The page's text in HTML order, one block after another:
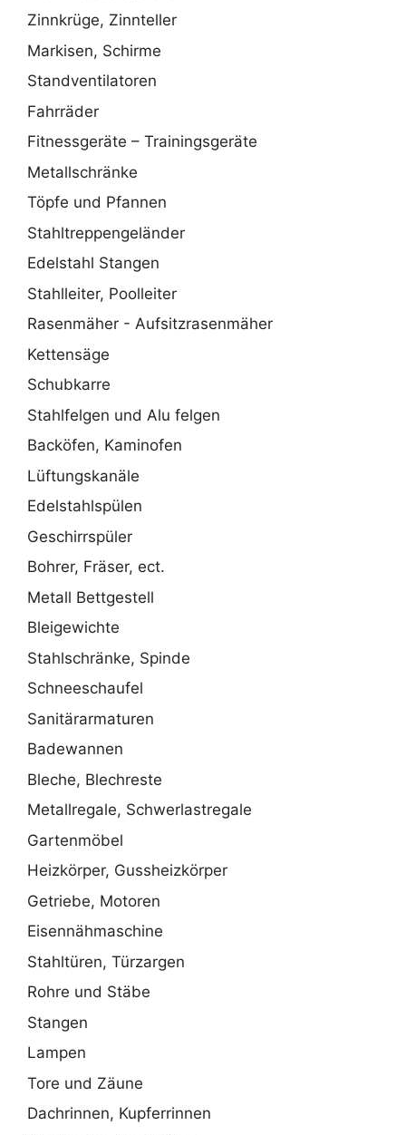
Zinnkrüge, Zinnteller
Markisen, Schirme
Standventilatoren
Fahrräder
Fitnessgeräte – Trainingsgeräte
Metallschränke
Töpfe und Pfannen
Stahltreppengeländer
Edelstahl Stangen
Stahlleiter, Poolleiter
Rasenmäher - Aufsitzrasenmäher
Kettensäge
Schubkarre
Stahlfelgen und Alu felgen
Backöfen, Kaminofen
Lüftungskanäle
Edelstahlspülen
Geschirrspüler
Bohrer, Fräser, ect.
Metall Bettgestell
Bleigewichte
Stahlschränke, Spinde
Schneeschaufel
Sanitärarmaturen
Badewannen
Bleche, Blechreste
Metallregale, Schwerlastregale
Gartenmöbel
Heizkörper, Gussheizkörper
Getriebe, Motoren
Eisennähmaschine
Stahltüren, Türzargen
Rohre und Stäbe
Stangen
Lampen
Tore und Zäune
Dachrinnen, Kupferrinnen